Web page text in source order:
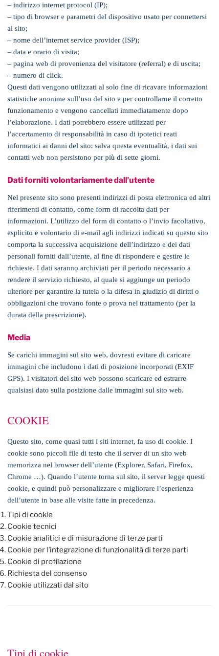
– indirizzo internet protocol (IP);
– tipo di browser e parametri del dispositivo usato per connettersi
al sito;
– nome dell’internet service provider (ISP);
– data e orario di visita;
– pagina web di provenienza del visitatore (referral) e di uscita;
– numero di click.
Questi dati vengono utilizzati al solo fine di ricavare informazioni
statistiche anonime sull’uso del sito e per controllarne il corretto
funzionamento e vengono cancellati immediatamente dopo
l’elaborazione. I dati potrebbero essere utilizzati per
l’accertamento di responsabilità in caso di ipotetici reati
informatici ai danni del sito: salva questa eventualità, i dati sui
contatti web non persistono per più di sette giorni.
Dati forniti volontariamente dall’utente
Nel presente sito sono presenti indirizzi di posta elettronica ed altri
riferimenti di contatto, come form di raccolta dati per
informazioni. L’utilizzo del form di contatto o l’invio facoltativo,
esplicito e volontario di e-mail agli indirizzi indicati su questo sito
comporta la successiva acquisizione dell’indirizzo e dei dati
personali forniti dall’utente, al fine di rispondere e gestire le
richieste. I dati saranno archiviati per il periodo necessario a
rendere il servizio richiesto, al quale si aggiunge un periodo
ulteriore per garantire la tutela o la difesa in giudizio di diritti o
obbligazioni che trovano fonte o prova nel trattamento (per la
durata della prescrizione).
Media
Se carichi immagini sul sito web, dovresti evitare di caricare
immagini che includono i dati di posizione incorporati (EXIF
GPS). I visitatori del sito web possono scaricare ed estrarre
qualsiasi dato sulla posizione dalle immagini sul sito web.
COOKIE
Questo sito, come quasi tutti i siti internet, fa uso di cookie. I
cookie sono piccoli file di testo che il server di un sito web
memorizza nel browser dell’utente (Explorer, Safari, Firefox,
Chrome …). Quando l’utente torna sul sito, il server legge questi
cookie, e quindi può personalizzare e migliorare l’esperienza
dell’utente in base alle visite fatte in precedenza.
Tipi di cookie
Cookie tecnici
Cookie analitici e di misurazione di terze parti
Cookie per l’integrazione di funzionalità di terze parti
Cookie di profilazione
Richiesta del consenso
Cookie utilizzati dal sito
Tipi di cookie